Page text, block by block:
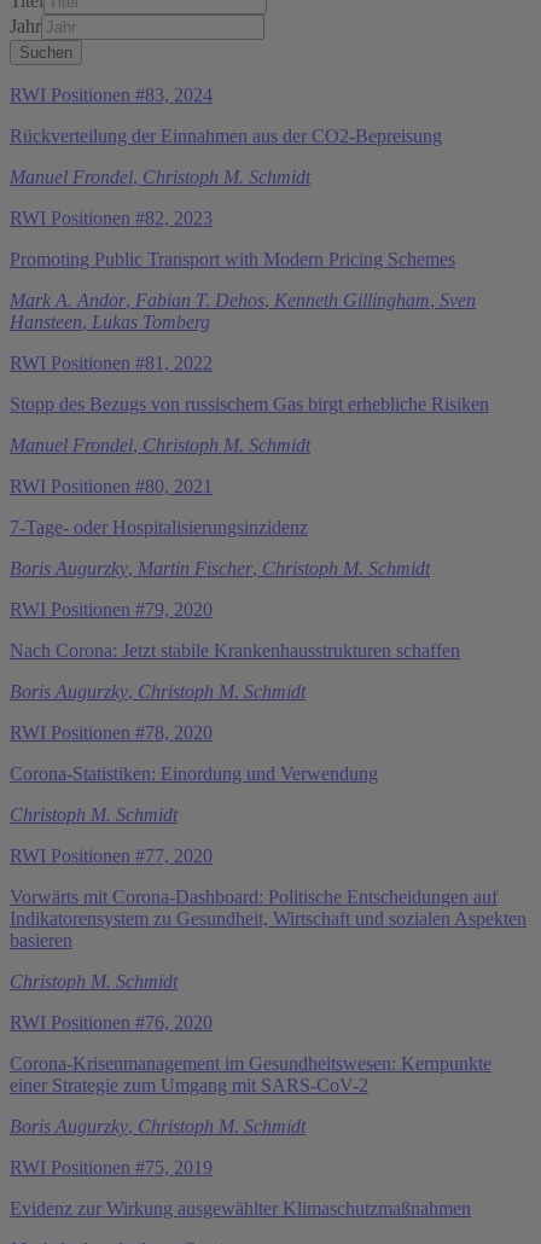
Jahr
RWI Positionen #83, 2024
Rückverteilung der Einnahmen aus der CO2-Bepreisung
Manuel Frondel, Christoph M. Schmidt
RWI Positionen #82, 2023
Promoting Public Transport with Modern Pricing Schemes
Mark A. Andor, Fabian T. Dehos, Kenneth Gillingham, Sven
Hansteen, Lukas Tomberg
RWI Positionen #81, 2022
Stopp des Bezugs von russischem Gas birgt erhebliche Risiken
Manuel Frondel, Christoph M. Schmidt
RWI Positionen #80, 2021
7-Tage- oder Hospitalisierungsinzidenz
Boris Augurzky, Martin Fischer, Christoph M. Schmidt
RWI Positionen #79, 2020
Nach Corona: Jetzt stabile Krankenhausstrukturen schaffen
Boris Augurzky, Christoph M. Schmidt
RWI Positionen #78, 2020
Corona-Statistiken: Einordung und Verwendung
Christoph M. Schmidt
RWI Positionen #77, 2020
Vorwärts mit Corona-Dashboard: Politische Entscheidungen auf
Indikatorensystem zu Gesundheit, Wirtschaft und sozialen Aspekten
basieren
Christoph M. Schmidt
RWI Positionen #76, 2020
Corona-Krisenmanagement im Gesundheitswesen: Kernpunkte
einer Strategie zum Umgang mit SARS-CoV-2
Boris Augurzky, Christoph M. Schmidt
RWI Positionen #75, 2019
Evidenz zur Wirkung ausgewählter Klimaschutzmaßnahmen